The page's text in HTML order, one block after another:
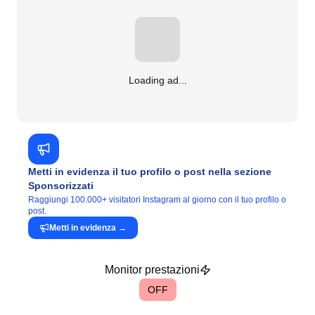
Loading ad...
Metti in evidenza il tuo profilo o post nella sezione
Sponsorizzati
Raggiungi 100.000+ visitatori Instagram al giorno con il tuo profilo o
post.
Metti in evidenza →
Monitor prestazioni
OFF